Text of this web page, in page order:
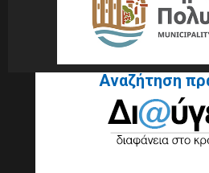
Αναζήτηση